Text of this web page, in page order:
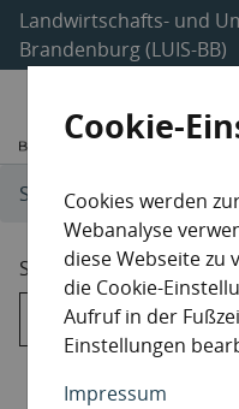
Landwirtschafts- und
Brandenburg (LUIS-BB)
Suche Webseiten
Suchergebnis für
Cookie-
Cookies werden
Webanalyse
diese Webseite zu
die Cookie-
Aufruf in der
Einstellungen
Impressum